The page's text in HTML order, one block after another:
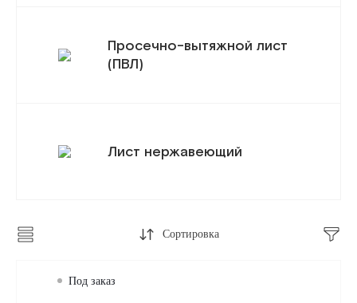
Просечно-вытяжной лист
(ПВЛ)
Лист нержавеющий
Сортировка
Под заказ